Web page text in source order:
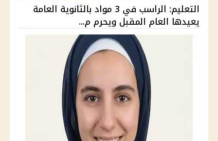
التعليم: الراسب في 3 مواد بالثانوية العامة
يعيدها العام المقبل ويحرم م...